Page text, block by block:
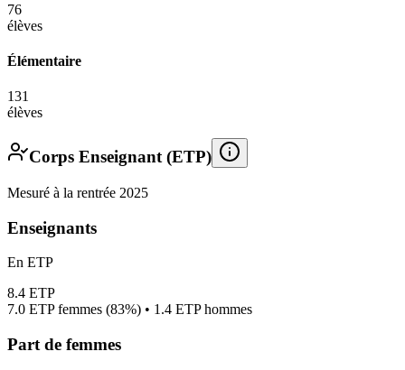
76
élèves
Élémentaire
131
élèves
Corps Enseignant (ETP)
Mesuré à la rentrée 2025
Enseignants
En ETP
8.4 ETP
7.0 ETP femmes (83%) • 1.4 ETP hommes
Part de femmes